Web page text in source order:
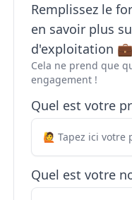
Remplissez le
en savoir plus
d'exploitation 💼
Cela ne prend que
engagement !
Quel est votre
Quel est votre